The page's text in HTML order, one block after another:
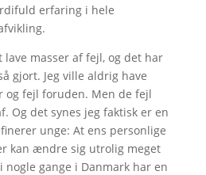
erfaring i hele
lave masser af fejl, og det har
gjort. Jeg ville aldrig have
fejl foruden. Men de fejl
Og det synes jeg faktisk er en
unge: At ens personlige
kan ændre sig utrolig meget
nogle gange i Danmark har en